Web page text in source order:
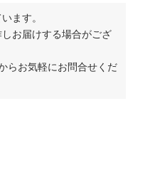
ます。
お届けする場合がござ
らお気軽にお問合せくだ